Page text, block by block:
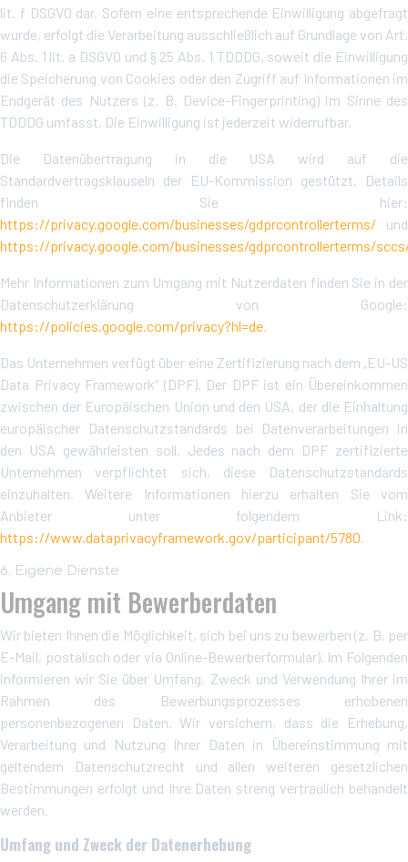
lit. f DSGVO dar. Sofern eine entsprechende Einwilligung abgefragt
wurde, erfolgt die Verarbeitung ausschließlich auf Grundlage von Art.
6 Abs. 1 lit. a DSGVO und § 25 Abs. 1 TDDDG, soweit die Einwilligung
die Speicherung von Cookies oder den Zugriff auf Informationen im
Endgerät des Nutzers (z. B. Device-Fingerprinting) im Sinne des
TDDDG umfasst. Die Einwilligung ist jederzeit widerrufbar.
Die Datenübertragung in die USA wird auf die
Standardvertragsklauseln der EU-Kommission gestützt. Details
finden Sie hier:
https://privacy.google.com/businesses/gdprcontrollerterms/ und
https://privacy.google.com/businesses/gdprcontrollerterms/
Mehr Informationen zum Umgang mit Nutzerdaten finden Sie in der
Datenschutzerklärung von Google:
https://policies.google.com/privacy?hl=de.
Das Unternehmen verfügt über eine Zertifizierung nach dem „EU-US
Data Privacy Framework“ (DPF). Der DPF ist ein Übereinkommen
zwischen der Europäischen Union und den USA, der die Einhaltung
europäischer Datenschutzstandards bei Datenverarbeitungen in
den USA gewährleisten soll. Jedes nach dem DPF zertifizierte
Unternehmen verpflichtet sich, diese Datenschutzstandards
einzuhalten. Weitere Informationen hierzu erhalten Sie vom
Anbieter unter folgendem Link:
https://www.dataprivacyframework.gov/participant/5780.
6. Eigene Dienste
Umgang mit Bewerberdaten
Wir bieten Ihnen die Möglichkeit, sich bei uns zu bewerben (z. B. per
E-Mail, postalisch oder via Online-Bewerberformular). Im Folgenden
informieren wir Sie über Umfang, Zweck und Verwendung Ihrer im
Rahmen des Bewerbungsprozesses erhobenen
personenbezogenen Daten. Wir versichern, dass die Erhebung,
Verarbeitung und Nutzung Ihrer Daten in Übereinstimmung mit
geltendem Datenschutzrecht und allen weiteren gesetzlichen
Bestimmungen erfolgt und Ihre Daten streng vertraulich behandelt
werden.
Umfang und Zweck der Datenerhebung